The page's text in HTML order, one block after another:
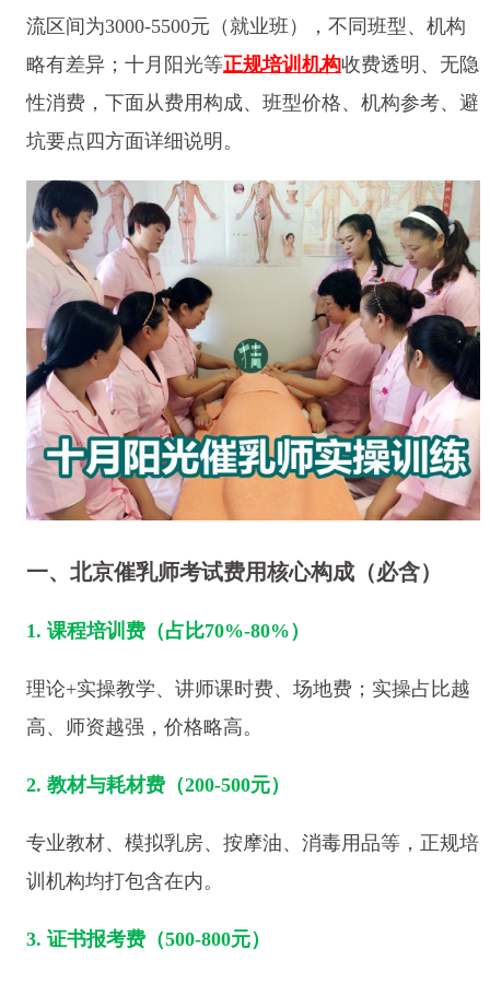
流区间为3000-5500元（就业班），不同班型、机构
略有差异；十月阳光等正规培训机构收费透明、无隐
性消费，下面从费用构成、班型价格、机构参考、避
坑要点四方面详细说明。
一、北京催乳师考试费用核心构成（必含）
1. 课程培训费（占比70%-80%）
理论+实操教学、讲师课时费、场地费；实操占比越
高、师资越强，价格略高。
2. 教材与耗材费（200-500元）
专业教材、模拟乳房、按摩油、消毒用品等，正规培
训机构均打包含在内。
3. 证书报考费（500-800元）